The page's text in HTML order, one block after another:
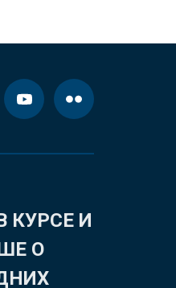
КУРСЕ И
О